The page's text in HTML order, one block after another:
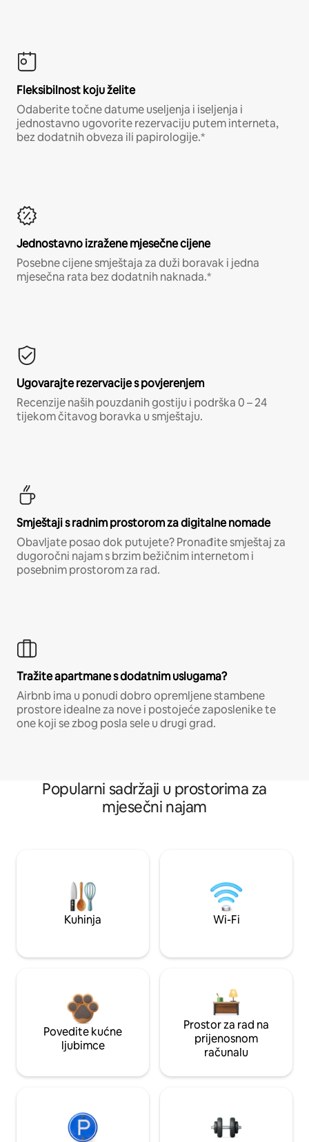
Fleksibilnost koju želite
Odaberite točne datume useljenja i iseljenja i
jednostavno ugovorite rezervaciju putem interneta,
bez dodatnih obveza ili papirologije.*
Jednostavno izražene mjesečne cijene
Posebne cijene smještaja za duži boravak i jedna
mjesečna rata bez dodatnih naknada.*
Ugovarajte rezervacije s povjerenjem
Recenzije naših pouzdanih gostiju i podrška 0 – 24
tijekom čitavog boravka u smještaju.
Smještaji s radnim prostorom za digitalne nomade
Obavljate posao dok putujete? Pronađite smještaj za
dugoročni najam s brzim bežičnim internetom i
posebnim prostorom za rad.
Tražite apartmane s dodatnim uslugama?
Airbnb ima u ponudi dobro opremljene stambene
prostore idealne za nove i postojeće zaposlenike te
one koji se zbog posla sele u drugi grad.
Popularni sadržaji u prostorima za
mjesečni najam
Kuhinja Wi-Fi
Povedite kućne
ljubimce
Prostor za rad na
prijenosnom
računalu